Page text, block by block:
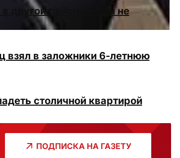
другой район, чтобы не
взял в заложники 6-летнюю
столичной квартирой
ПОДПИСКА НА ГАЗЕТУ